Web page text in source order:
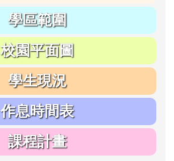
學區範圍
校園平面圖
學生現況
作息時間表
課程計畫